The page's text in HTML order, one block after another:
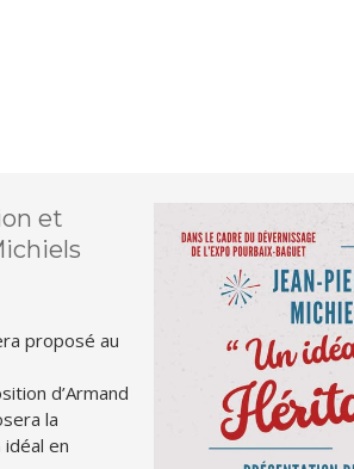
et
proposé au
d’Armand
la
en